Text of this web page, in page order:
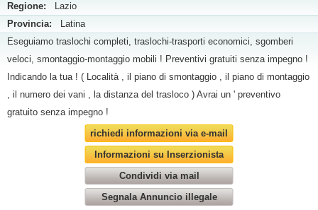
Regione: Lazio
Provincia: Latina
Eseguiamo traslochi completi, traslochi-trasporti economici, sgomberi
veloci, smontaggio-montaggio mobili ! Preventivi gratuiti senza impegno !
Indicando la tua ! ( Località , il piano di smontaggio , il piano di montaggio
, il numero dei vani , la distanza del trasloco ) Avrai un ' preventivo
gratuito senza impegno !
richiedi informazioni via e-mail
Informazioni su Inserzionista
Condividi via mail
Segnala Annuncio illegale